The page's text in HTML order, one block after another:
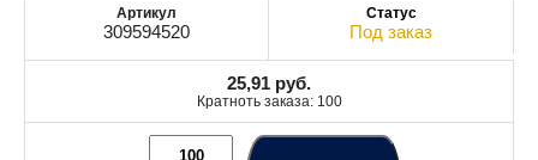
309594520 Под заказ
25,91 руб.
Кратноть заказа: 100